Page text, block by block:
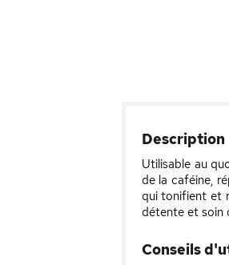
Description
Utilisable au
de la caféine,
qui tonifient et
détente et soin
Conseils